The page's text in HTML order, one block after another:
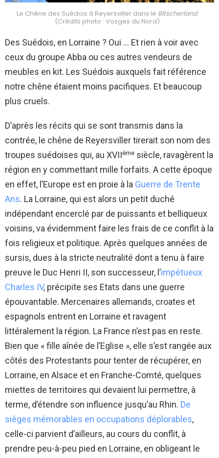
Le Chêne des Suédois à Reyersviller dans le Bitscherland
(Crédits photo : Vosges du Nord)
Des Suédois, en Lorraine ? Oui … Et rien à voir avec
ceux du groupe Abba ou ces autres vendeurs de
meubles en kit. Les Suédois auxquels fait référence
notre chêne étaient moins pacifiques. Et beaucoup
plus cruels.
D’après les récits qui se sont transmis dans la
contrée, le chêne de Reyersviller tirerait son nom des
troupes suédoises qui, au XVIIème siècle, ravagèrent la
région en y commettant mille forfaits. A cette époque
en effet, l’Europe est en proie à la Guerre de Trente
Ans. La Lorraine, qui est alors un petit duché
indépendant encerclé par de puissants et belliqueux
voisins, va évidemment faire les frais de ce conflit à la
fois religieux et politique. Après quelques années de
sursis, dues à la stricte neutralité dont a tenu à faire
preuve le Duc Henri II, son successeur, l’impétueux
Charles IV, précipite ses Etats dans une guerre
épouvantable. Mercenaires allemands, croates et
espagnols entrent en Lorraine et ravagent
littéralement la région. La France n’est pas en reste.
Bien que « fille aînée de l’Eglise », elle s’est rangée aux
côtés des Protestants pour tenter de récupérer, en
Lorraine, en Alsace et en Franche-Comté, quelques
miettes de territoires qui devaient lui permettre, à
terme, d’étendre son influence jusqu’au Rhin. De
sièges mémorables en occupations déplorables,
celle-ci parvient d’ailleurs, au cours du conflit, à
prendre peu-à-peu pied en Lorraine, en obligeant le